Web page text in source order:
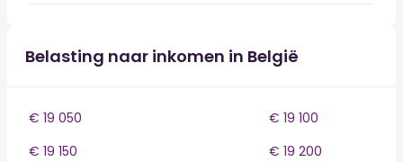
Belasting naar inkomen in België
€ 19 050
€ 19 100
€ 19 150
€ 19 200